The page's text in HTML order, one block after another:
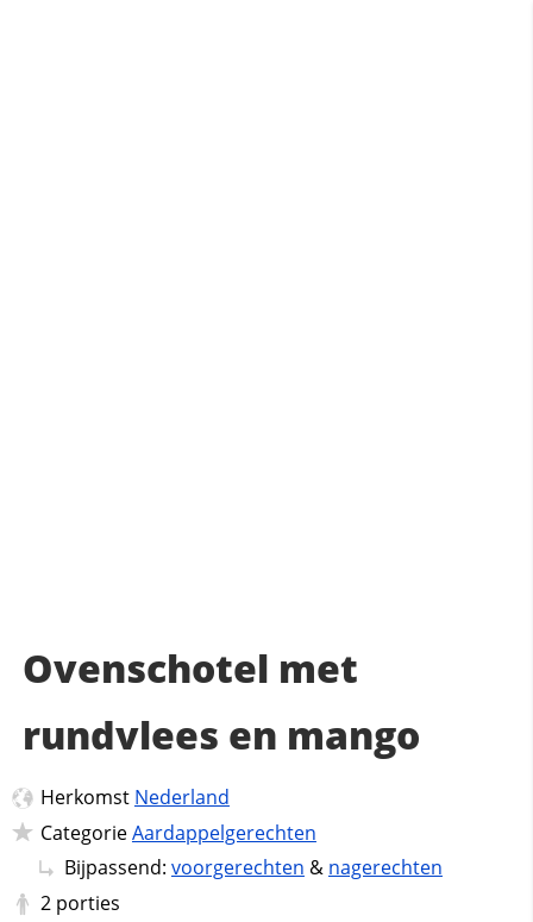
Ovenschotel met
rundvlees en mango
Herkomst Nederland
CategorieAardappelgerechten
Bijpassend: voorgerechten & nagerechten
2 porties